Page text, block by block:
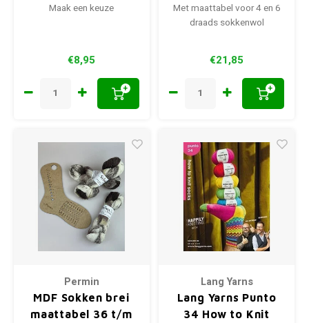
Maak een keuze
€8,95
+
Met maattabel voor 4 en 6
draads sokkenwol
€21,85
+
Permin
MDF Sokken brei
maattabel 36 t/m
Lang Yarns
Lang Yarns Punto
34 How to Knit